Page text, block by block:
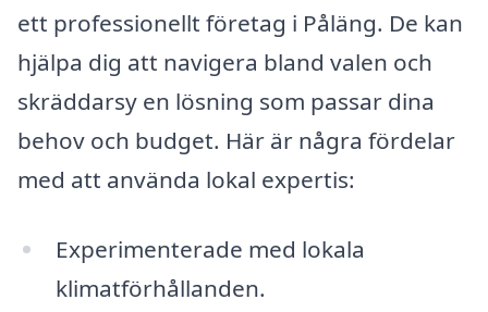
ett professionellt företag i Påläng. De kan
hjälpa dig att navigera bland valen och
skräddarsy en lösning som passar dina
behov och budget. Här är några fördelar
med att använda lokal expertis:
Experimenterade med lokala
klimatförhållanden.